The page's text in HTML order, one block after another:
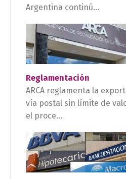
Argentina continú...
Reglamentación
ARCA reglamenta la
vía postal sin límite de
el proce...